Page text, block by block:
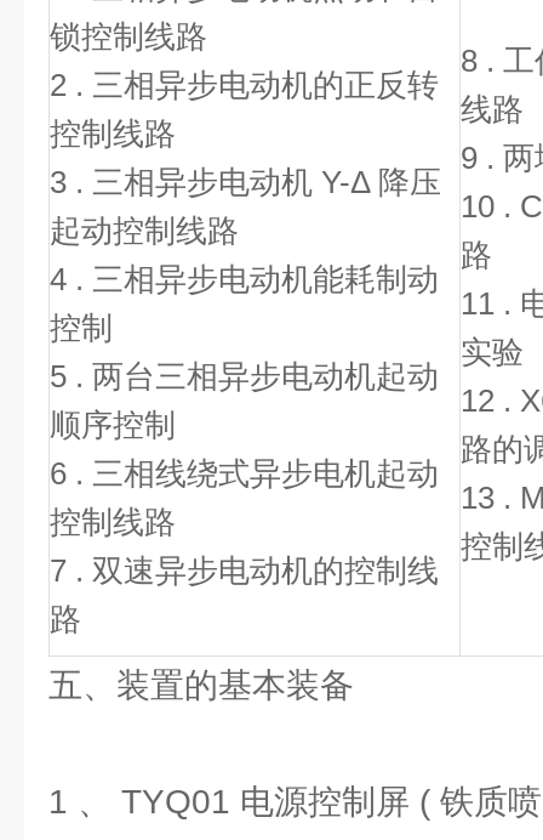
锁控制线路
2 . 三相异步电动机的正反转
控制线路
3 . 三相异步电动机 Y-Δ 降压
起动控制线路
4 . 三相异步电动机能耗制动
控制
5 . 两台三相异步电动机起动
顺序控制
6 . 三相线绕式异步电机起动
控制线路
7 . 双速异步电动机的控制线
路
8 .
线路
9 .
10 .
路
11 .
实验
12 .
路的
13 .
控制
五、装置的基本装备
1 、 TYQ01 电源控制屏 ( 铁质